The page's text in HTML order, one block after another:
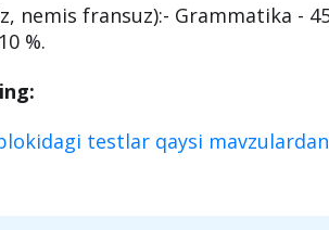
nemis fransuz):- Grammatika -
%.
testlar qaysi